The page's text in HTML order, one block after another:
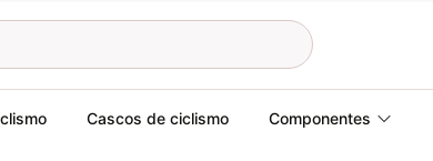
Cascos de ciclismo Componentes